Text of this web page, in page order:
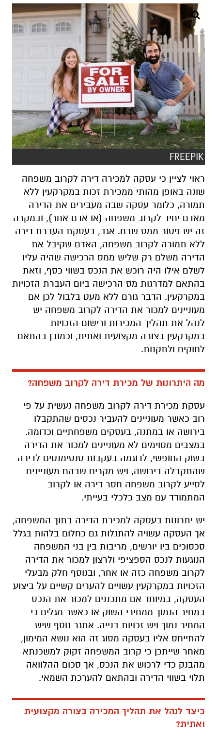
FREEPIK
ראוי לציין כי עסקה למכירה דירה לקרוב משפחה
שונה באופן מהותי ממכירת זכות במקרקעין ללא
תמורה, כלומר עסקה שבה מעבירים את הדירה
מאדם יחיד לקרוב משפחה (או אדם אחר), ובמקרה
זה יש פטור ממס שבח. אגב, בעסקת העברת דירה
ללא תמורה לקרוב משפחה, האדם שקיבל את
הדירה משלם רק שליש ממס הרכישה שהיה עליו
לשלם אילו היה רוכש את הנכס בשווי כסף, וזאת
בהתאם למדרגות מס הרכישה ביום העברת הזכויות
במקרקעין. הדבר גורם ללא מעט בלבול לכן אם
מעוניינים למכור את הדירה לקרוב משפחה יש
לנהל את תהליך המכירות ורישום הזכויות
במקרקעין בצורה מקצועית ואתית, וכמובן בהתאם
לחוקים ולתקנות.
מה היתרונות של מכירת דירה לקרוב משפחה?
עסקת מכירת דירה לקרוב משפחה נעשית על פי
רוב כאשר מעוניינים להעביר נכסים שהתקבלו
בירושה או במתנה, בעסקים משפחתיים וכדומה.
במצבים מסוימים לא מעוניינים למכור את הדירה
בשוק החופשי, לדוגמה בעקבות סנטימנטים לדירה
שהתקבלה בירושה, ויש מקרים שבהם מעוניינים
לסייע לקרוב משפחה חסר דירה או לקרוב
המתמודד עם מצב כלכלי בעייתי.
יש יתרונות בעסקה למכירת הדירה בתוך המשפחה,
אך העסקה עשויה להתגלות גם כחלום בלהות בגלל
סכסוכים ביו יורשים, מריבות בין בני המשפחה
הנוגעות לנכס הספציפי ולרצון למכור את הדירה
לקרוב משפחה כזה או אחר, ובנוסף חלק מבעלי
הזכויות במקרקעין עשויים להערים קשיים על ביצוע
העסקה, במיוחד אם מתכננים למכור את הנכס
במחיר הנמוך ממחירי השוק או כאשר מגלים כי
המחיר נמוך ויש זכויות בנייה. אתגר נוסף שיש
להתייחס אליו בעסקה מסוג זה הוא נושא המימון,
מאחר שייתכן כי קרוב המשפחה זקוק למשכנתא
מהבנק כדי לרכוש את הנכס, אך סכום ההלוואה
תלוי בשווי הדירה ובהתאם להערכת השמאי.
כיצד לנהל את תהליך המכירה בצורה מקצועית
ואתית?